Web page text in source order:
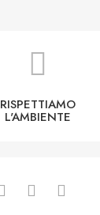
RISPETTIAMO
L'AMBIENTE